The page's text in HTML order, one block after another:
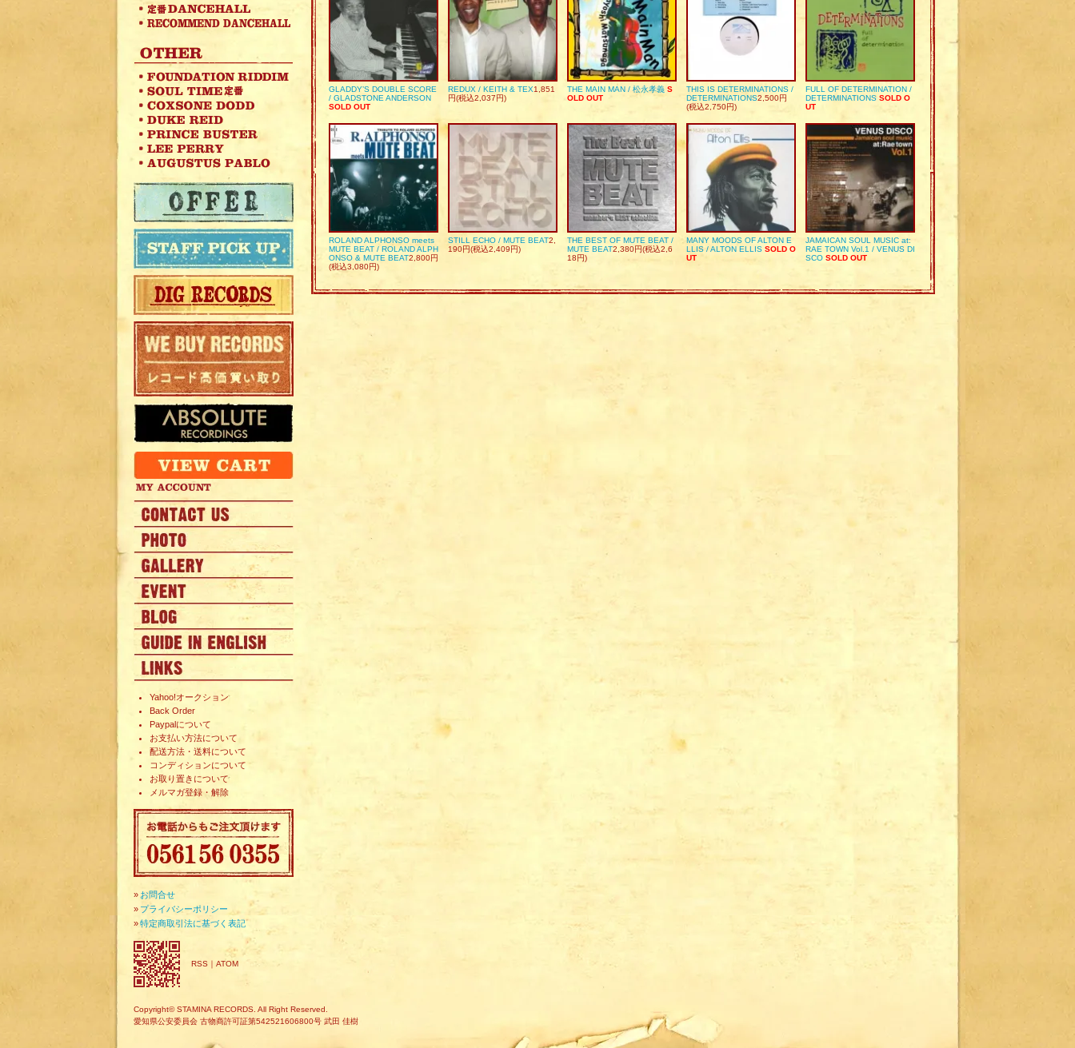
Yahoo!オークション
Back Order
Paypalについて
お支払い方法について
配送方法・送料について
コンディションについて
お取り置きについて
メルマガ登録・解除
» お問合せ
» プライバシーポリシー
»特定商取引法に基づく表記
RSS ｜ ATOM
GLADDY’S DOUBLE SCORE
/ GLADSTONE ANDERSON
SOLD OUT
REDUX / KEITH & TEX1,851
円(税込2,037円)
THE MAIN MAN / 松永孝義 S
OLD OUT
THIS IS DETERMINATIONS /
DETERMINATIONS2,500円
(税込2,750円)
FULL OF DETERMINATION /
DETERMINATIONS SOLD O
UT
ROLAND ALPHONSO meets
MUTE BEAT / ROLAND ALPH
ONSO & MUTE BEAT2,800円
(税込3,080円)
STILL ECHO / MUTE BEAT2,
190円(税込2,409円)
THE BEST OF MUTE BEAT /
MUTE BEAT2,380円(税込2,6
18円)
MANY MOODS OF ALTON E
LLIS / ALTON ELLIS SOLD O
UT
JAMAICAN SOUL MUSIC at:
RAE TOWN Vol.1 / VENUS DI
SCO SOLD OUT
Copyright© STAMINA RECORDS. All Right Reserved.
愛知県公安委員会 古物商許可証第542521606800号 武田 佳樹